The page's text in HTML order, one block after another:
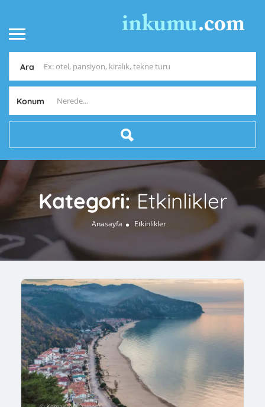
Ara
Konum
Kategori:Etkinlikler
Anasayfa Etkinlikler